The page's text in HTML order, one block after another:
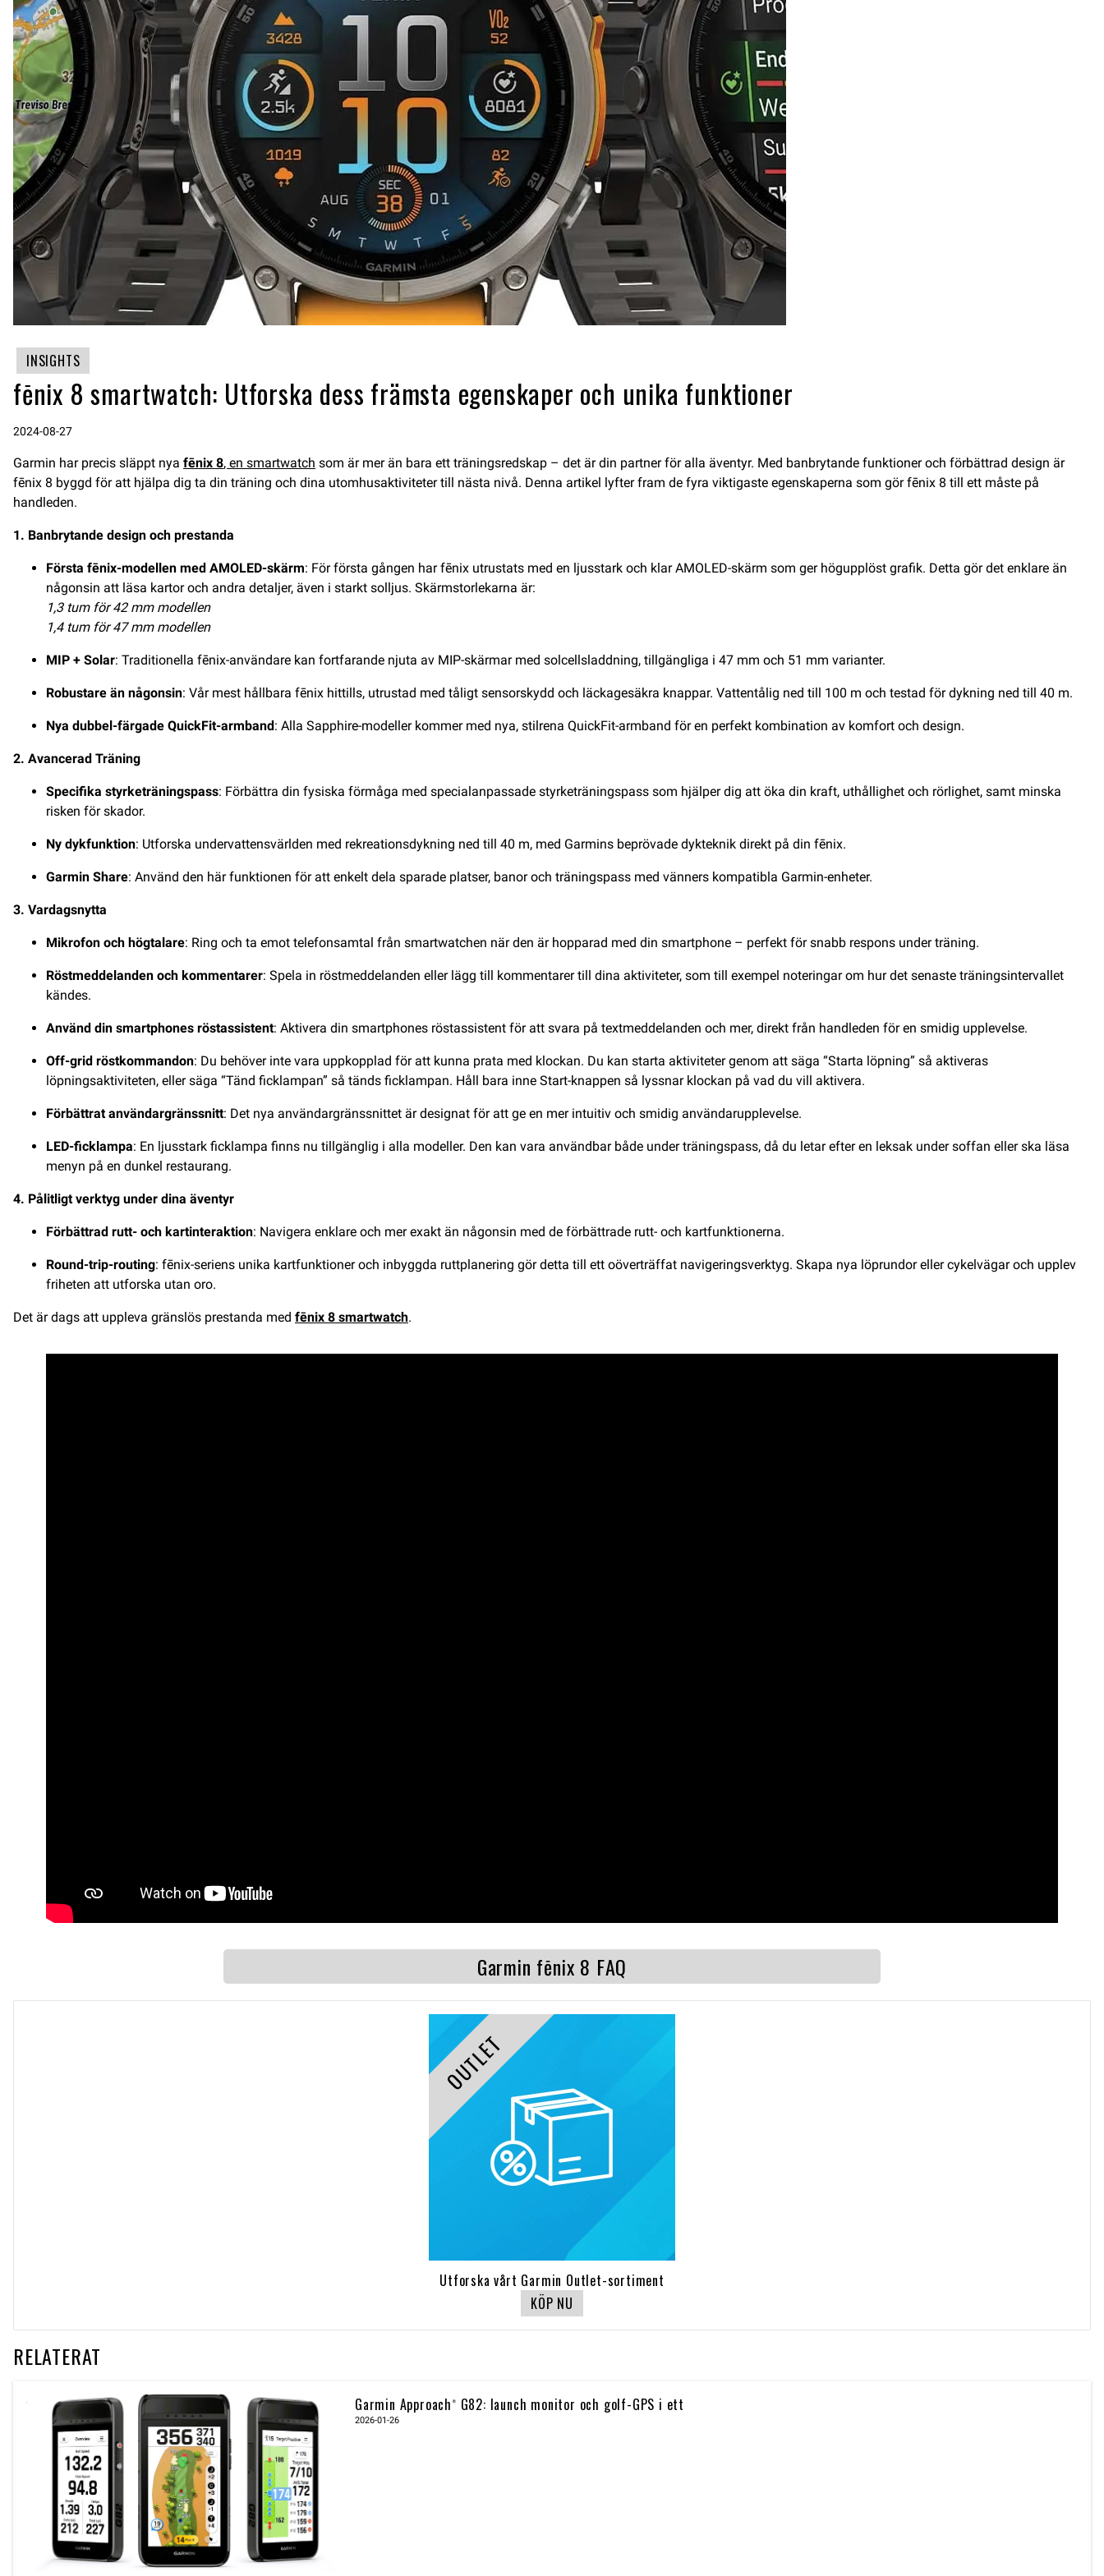
INSIGHTS
fēnix 8 smartwatch: Utforska dess främsta egenskaper och unika funktioner
2024-08-27
Garmin har precis släppt nya fēnix 8, en smartwatch som är mer än bara ett träningsredskap – det är din partner för alla äventyr. Med banbrytande funktioner och förbättrad design är
fēnix 8 byggd för att hjälpa dig ta din träning och dina utomhusaktiviteter till nästa nivå. Denna artikel lyfter fram de fyra viktigaste egenskaperna som gör fēnix 8 till ett måste på
handleden.
1. Banbrytande design och prestanda
Första fēnix-modellen med AMOLED-skärm: För första gången har fēnix utrustats med en ljusstark och klar AMOLED-skärm som ger högupplöst grafik. Detta gör det enklare än
någonsin att läsa kartor och andra detaljer, även i starkt solljus. Skärmstorlekarna är:
1,3 tum för 42 mm modellen
1,4 tum för 47 mm modellen
MIP + Solar: Traditionella fēnix-användare kan fortfarande njuta av MIP-skärmar med solcellsladdning, tillgängliga i 47 mm och 51 mm varianter.
Robustare än någonsin: Vår mest hållbara fēnix hittills, utrustad med tåligt sensorskydd och läckagesäkra knappar. Vattentålig ned till 100 m och testad för dykning ned till 40 m.
Nya dubbel-färgade QuickFit-armband: Alla Sapphire-modeller kommer med nya, stilrena QuickFit-armband för en perfekt kombination av komfort och design.
2. Avancerad Träning
Specifika styrketräningspass: Förbättra din fysiska förmåga med specialanpassade styrketräningspass som hjälper dig att öka din kraft, uthållighet och rörlighet, samt minska
risken för skador.
Ny dykfunktion: Utforska undervattensvärlden med rekreationsdykning ned till 40 m, med Garmins beprövade dykteknik direkt på din fēnix.
Garmin Share: Använd den här funktionen för att enkelt dela sparade platser, banor och träningspass med vänners kompatibla Garmin-enheter.
3. Vardagsnytta
Mikrofon och högtalare: Ring och ta emot telefonsamtal från smartwatchen när den är hopparad med din smartphone – perfekt för snabb respons under träning.
Röstmeddelanden och kommentarer: Spela in röstmeddelanden eller lägg till kommentarer till dina aktiviteter, som till exempel noteringar om hur det senaste träningsintervallet
kändes.
Använd din smartphones röstassistent: Aktivera din smartphones röstassistent för att svara på textmeddelanden och mer, direkt från handleden för en smidig upplevelse.
Off-grid röstkommandon: Du behöver inte vara uppkopplad för att kunna prata med klockan. Du kan starta aktiviteter genom att säga “Starta löpning” så aktiveras
löpningsaktiviteten, eller säga “Tänd ficklampan” så tänds ficklampan. Håll bara inne Start-knappen så lyssnar klockan på vad du vill aktivera.
Förbättrat användargränssnitt: Det nya användargränssnittet är designat för att ge en mer intuitiv och smidig användarupplevelse.
LED-ficklampa: En ljusstark ficklampa finns nu tillgänglig i alla modeller. Den kan vara användbar både under träningspass, då du letar efter en leksak under soffan eller ska läsa
menyn på en dunkel restaurang.
4. Pålitligt verktyg under dina äventyr
Förbättrad rutt- och kartinteraktion: Navigera enklare och mer exakt än någonsin med de förbättrade rutt- och kartfunktionerna.
Round-trip-routing: fēnix-seriens unika kartfunktioner och inbyggda ruttplanering gör detta till ett oöverträffat navigeringsverktyg. Skapa nya löprundor eller cykelvägar och upplev
friheten att utforska utan oro.
Det är dags att uppleva gränslös prestanda med fēnix 8 smartwatch.
Garmin fēnix 8 FAQ
OUTLET
Utforska vårt Garmin Outlet-sortiment
KÖP NU
RELATERAT
Garmin Approach® G82: launch monitor och golf-GPS i ett
2026-01-26